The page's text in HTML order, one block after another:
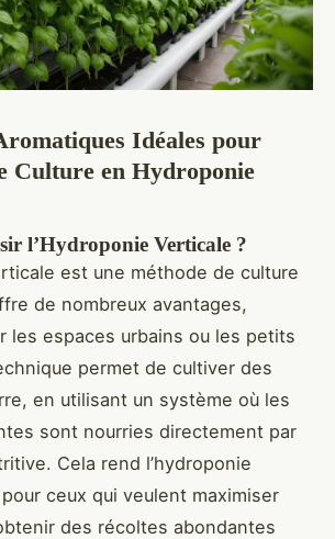
Idéales pour
Culture en Hydroponie
l’Hydroponie Verticale ?
est une méthode de culture
de nombreux avantages,
les espaces urbains ou les petits
permet de cultiver des
en utilisant un système où les
sont nourries directement par
Cela rend l’hydroponie
ceux qui veulent maximiser
des récoltes abondantes